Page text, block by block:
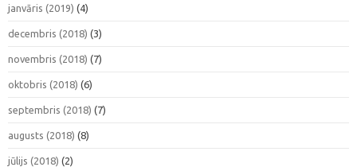
janvāris (2019) (4)
decembris (2018) (3)
novembris (2018) (7)
oktobris (2018) (6)
septembris (2018) (7)
augusts (2018) (8)
jūlijs (2018) (2)